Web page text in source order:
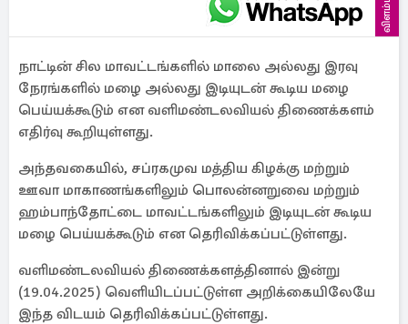
நாட்டின் சில மாவட்டங்களில் மாலை அல்லது இரவு
நேரங்களில் மழை அல்லது இடியுடன் கூடிய மழை
பெய்யக்கூடும் என வளிமண்டலவியல் திணைக்களம்
எதிர்வு கூறியுள்ளது.
அந்தவகையில், சப்ரகமுவ மத்திய கிழக்கு மற்றும்
ஊவா மாகாணங்களிலும் பொலன்னறுவை மற்றும்
ஹம்பாந்தோட்டை மாவட்டங்களிலும் இடியுடன் கூடிய
மழை பெய்யக்கூடும் என தெரிவிக்கப்பட்டுள்ளது.
வளிமண்டலவியல் திணைக்களத்தினால் இன்று
(19.04.2025) வெளியிடப்பட்டுள்ள அறிக்கையிலேயே
இந்த விடயம் தெரிவிக்கப்பட்டுள்ளது.